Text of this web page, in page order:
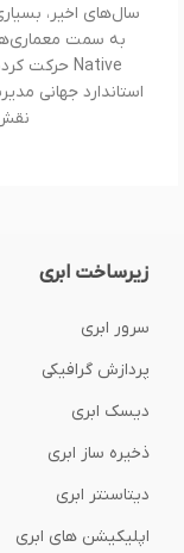
سال‌های اخیر،
استاندارد جهانی
زیرساخت ابری
سرور ابری
پردازش گرافیکی
دیسک ابری
ذخیره ساز ابری
دیتاسنتر ابری
اپلیکیشن های ابری